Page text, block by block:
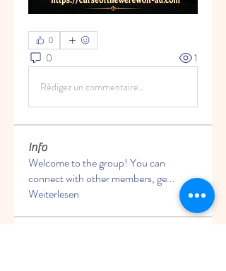
0
0 1
Rédigez un commentaire...
Info
Welcome to the group! You can
connect with other members, ge...
Weiterlesen